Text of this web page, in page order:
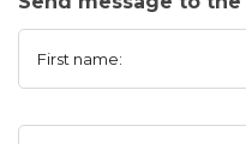
First name: